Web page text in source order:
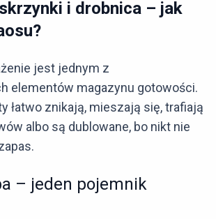
i drobnica – jak
jest jednym z
elementów magazynu gotowości.
łatwo znikają, mieszają się, trafiają
albo są dublowane, bo nikt nie
– jeden pojemnik